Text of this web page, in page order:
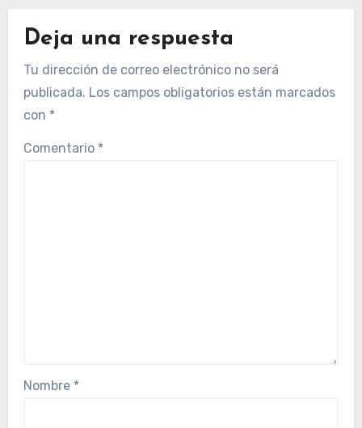
Deja una respuesta
Tu dirección de correo electrónico no será
publicada. Los campos obligatorios están marcados
con *
Comentario *
Nombre *